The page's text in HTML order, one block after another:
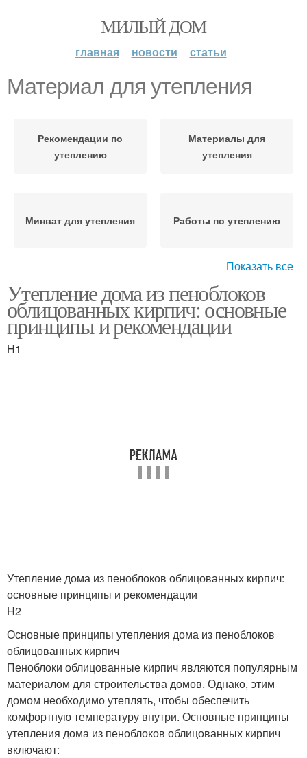
МИЛЫЙ ДОМ
главная новости статьи
Материал для утепления
Рекомендации по
утеплению
Материалы для
утепления
Минват для утепления Работы по утеплению
Чистый материал
Показать все
Утепление дома из пеноблоков
облицованных кирпич: основные
принципы и рекомендации
H1
Утепление дома из пеноблоков облицованных кирпич:
основные принципы и рекомендации
H2
Основные принципы утепления дома из пеноблоков
облицованных кирпич
Пеноблоки облицованные кирпич являются популярным
материалом для строительства домов. Однако, этим
домом необходимо утеплять, чтобы обеспечить
комфортную температуру внутри. Основные принципы
утепления дома из пеноблоков облицованных кирпич
включают: